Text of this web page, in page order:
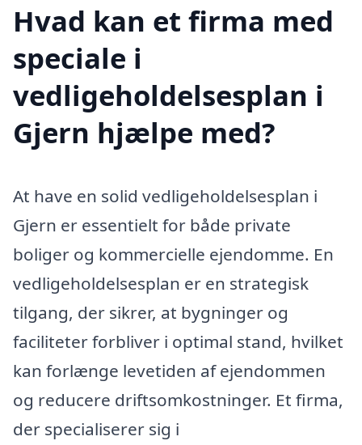
Hvad kan et firma med
speciale i
vedligeholdelsesplan i
Gjern hjælpe med?
At have en solid vedligeholdelsesplan i
Gjern er essentielt for både private
boliger og kommercielle ejendomme. En
vedligeholdelsesplan er en strategisk
tilgang, der sikrer, at bygninger og
faciliteter forbliver i optimal stand, hvilket
kan forlænge levetiden af ejendommen
og reducere driftsomkostninger. Et firma,
der specialiserer sig i